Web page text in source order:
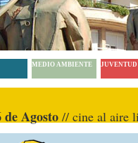
MEDIO AMBIENTE JUVENTUD
de Agosto// cine al aire